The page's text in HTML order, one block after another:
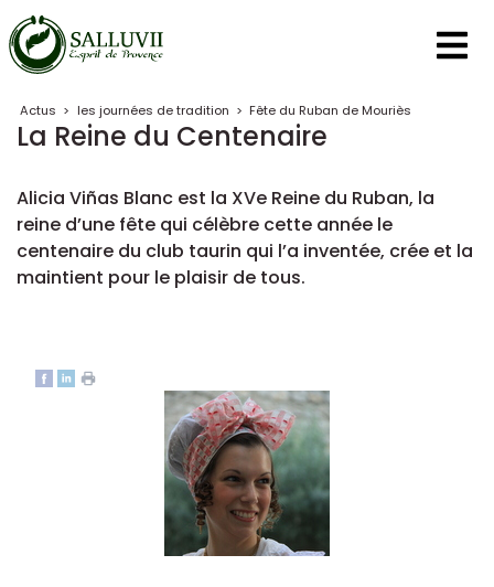
Panneau de gestion des cookies
Actus > les journées de tradition > Fête du Ruban de Mouriès
La Reine du Centenaire
Alicia Viñas Blanc est la XVe Reine du Ruban, la
reine d’une fête qui célèbre cette année le
centenaire du club taurin qui l’a inventée, crée et la
maintient pour le plaisir de tous.